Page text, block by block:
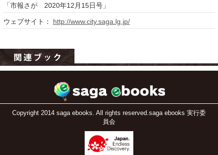
「市報さが 2020年12月15日号」
ウェブサイト： http://www.city.saga.lg.jp/
Copyright 2014 saga ebooks. All rights reserved.saga ebooks 実行委
員会
saga ebooksとは
よくある質問